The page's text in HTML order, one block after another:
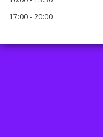
17:00 - 20:00